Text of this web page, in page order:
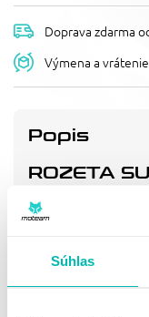
Súhlas
Doprava zdarma
Výmena a
Popis
ROZETA
RST-
520
s nejpevnějším